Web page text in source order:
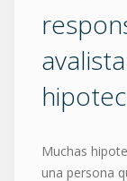
Muchas
una persona